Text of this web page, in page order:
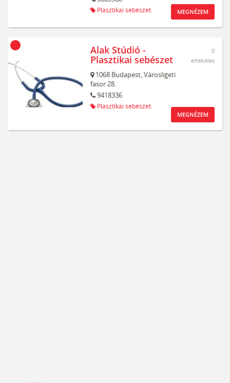
Plasztikai sebészet MEGNÉZEM
Alak Stúdió -
Plasztikai sebészet
1068 Budapest,Városligeti
fasor 28.
9418336
Plasztikai sebészet
0
értékelés
MEGNÉZEM